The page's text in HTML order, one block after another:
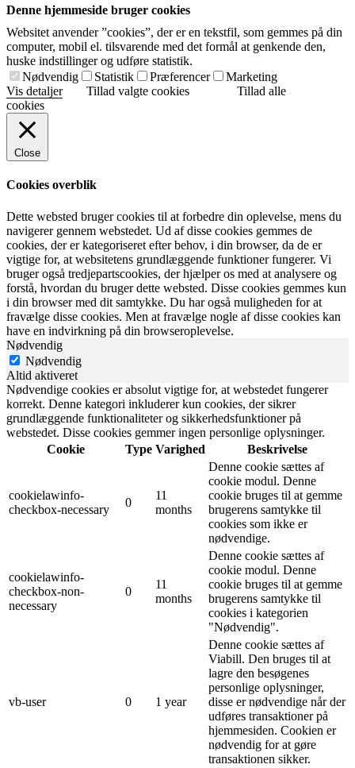
Denne hjemmeside bruger cookies
Websitet anvender ”cookies”, der er en tekstfil, som gemmes på din
computer, mobil el. tilsvarende med det formål at genkende den,
huske indstillinger og udføre statistik.
Nødvendig
Statistik Præferencer
Marketing
Vis detaljer
Tillad valgte cookies
Tillad alle
cookies
Close
Cookies overblik
Dette websted bruger cookies til at forbedre din oplevelse, mens du
navigerer gennem webstedet. Ud af disse cookies gemmes de
cookies, der er kategoriseret efter behov, i din browser, da de er
vigtige for, at websitetens grundlæggende funktioner fungerer. Vi
bruger også tredjepartscookies, der hjælper os med at analysere og
forstå, hvordan du bruger dette websted. Disse cookies gemmes kun
i din browser med dit samtykke. Du har også muligheden for at
fravælge disse cookies. Men at fravælge nogle af disse cookies kan
have en indvirkning på din browseroplevelse.
Nødvendig
Nødvendig
Altid aktiveret
Nødvendige cookies er absolut vigtige for, at webstedet fungerer
korrekt. Denne kategori inkluderer kun cookies, der sikrer
grundlæggende funktionaliteter og sikkerhedsfunktioner på
webstedet. Disse cookies gemmer ingen personlige oplysninger.
Cookie
Type Varighed Beskrivelse
cookielawinfo-
checkbox-necessary
0
11
months
Denne cookie sættes af
cookie modul. Denne
cookie bruges til at gemme
brugerens samtykke til
cookies som ikke er
nødvendige.
cookielawinfo-
checkbox-non-
necessary
0
11
months
Denne cookie sættes af
cookie modul. Denne
cookie bruges til at gemme
brugerens samtykke til
cookies i kategorien
"Nødvendig".
vb-user 0 1 year
Denne cookie sættes af
Viabill. Den bruges til at
lagre den besøgenes
personlige oplysninger,
disse er nødvendige når der
udføres transaktioner på
hjemmesiden. Cookien er
nødvendig for at gøre
transaktionen sikker.